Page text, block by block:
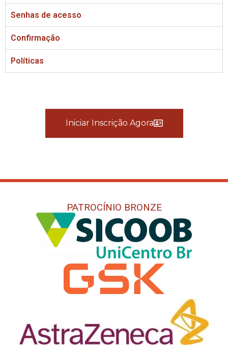
Senhas de acesso
Confirmação
Políticas
Iniciar Inscrição Agora
PATROCÍNIO BRONZE